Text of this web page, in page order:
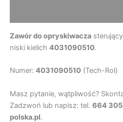
Zawór do opryskiwacza sterujący
niski kielich 4031090510.
Numer: 4031090510 (Tech-Rol)
Masz pytanie, wątpliwość?
Zadzwoń lub napisz: tel. 664 305
polska.pl.